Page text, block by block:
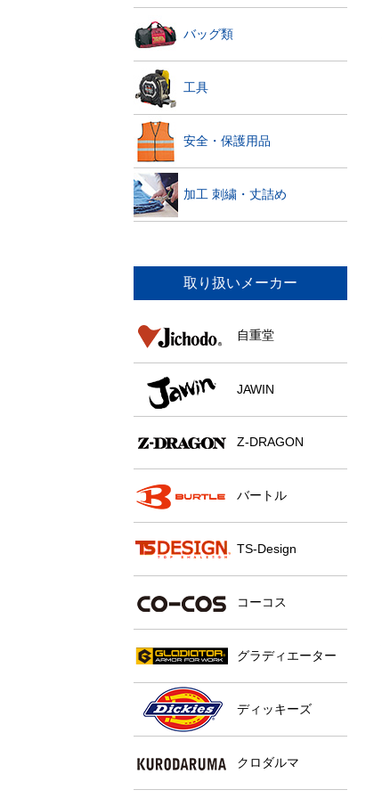
バッグ類
工具
安全・保護用品
加工 刺繍・丈詰め
取り扱いメーカー
自重堂
JAWIN
Z-DRAGON
バートル
TS-Design
コーコス
グラディエーター
ディッキーズ
クロダルマ